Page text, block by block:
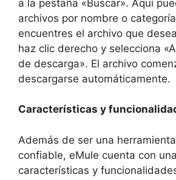
a la pestaña «Buscar». Aquí
archivos por nombre o
encuentres el archivo que
haz clic derecho y selecciona
de descarga». El archivo
descargarse automáticamente.
Características y
Además de ser una
confiable, eMule cuenta con
características y